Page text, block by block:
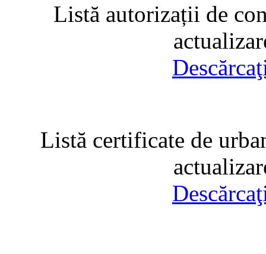
Listă autorizații de
Listă certificate de